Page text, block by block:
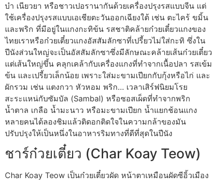
บ๋า เนียวยา หรือชาวเปอรานากันด้วยเครื่องปรุงรสแบบจีน แต่
ใช้เครื่องปรุงรสแบบเอเชียตะวันออกเฉียงใต้ เช่น ตะไคร้ ขมิ้น
และพริก ที่มีอยู่ในแกงกะทิข้น รสชาติคล้ายก๋วยเตี๋ยวแกงของ
ไทยเราหรือก๋วยเตี๋ยวแกงอัสสัมลักซาที่เปรี้ยวไม่ใส่กะทิ ซึ่งใน
ปีนังส่วนใหญ่จะเป็นอัสสัมลักซาซึ่งมีลักษณะคล้ายเส้นก๋วยเตี๋ยว
แต่เส้นใหญ่ขึ้น คลุกเคล้ากับเครื่องแกงที่ทำจากเนื้อปลา รสเข้ม
ข้น และเปรี้ยวเล็กน้อย เพราะใส่มะขามเปียกกับกุ้งหรือไก่ และ
ผักรวม เช่น แตงกวา หัวหอม พริก… เวลาเสิร์ฟนิยมโรย
สะระแหน่กับซัมบัล (Sambal) หรือซอสเผ็ดที่ทำจากพริก
น้ำตาล เกลือ น้ำมะนาว หรือมะขามเปียก น้ำแยกช้อนแกง
หลายคนได้ลองชิมแล้วติดอกติดใจในความกล้าของมัน
ปรับปรุงให้เป็นหนึ่งในอาหารริมทางที่ดีที่สุดในปีนัง
ชาร์ก๋วยเตี๋ยว (Char Koay Teow)
Char Koay Teow เป็นก๋วยเตี๋ยวผัด หน้าตาเหมือนผัดซีอิ้วเมือง